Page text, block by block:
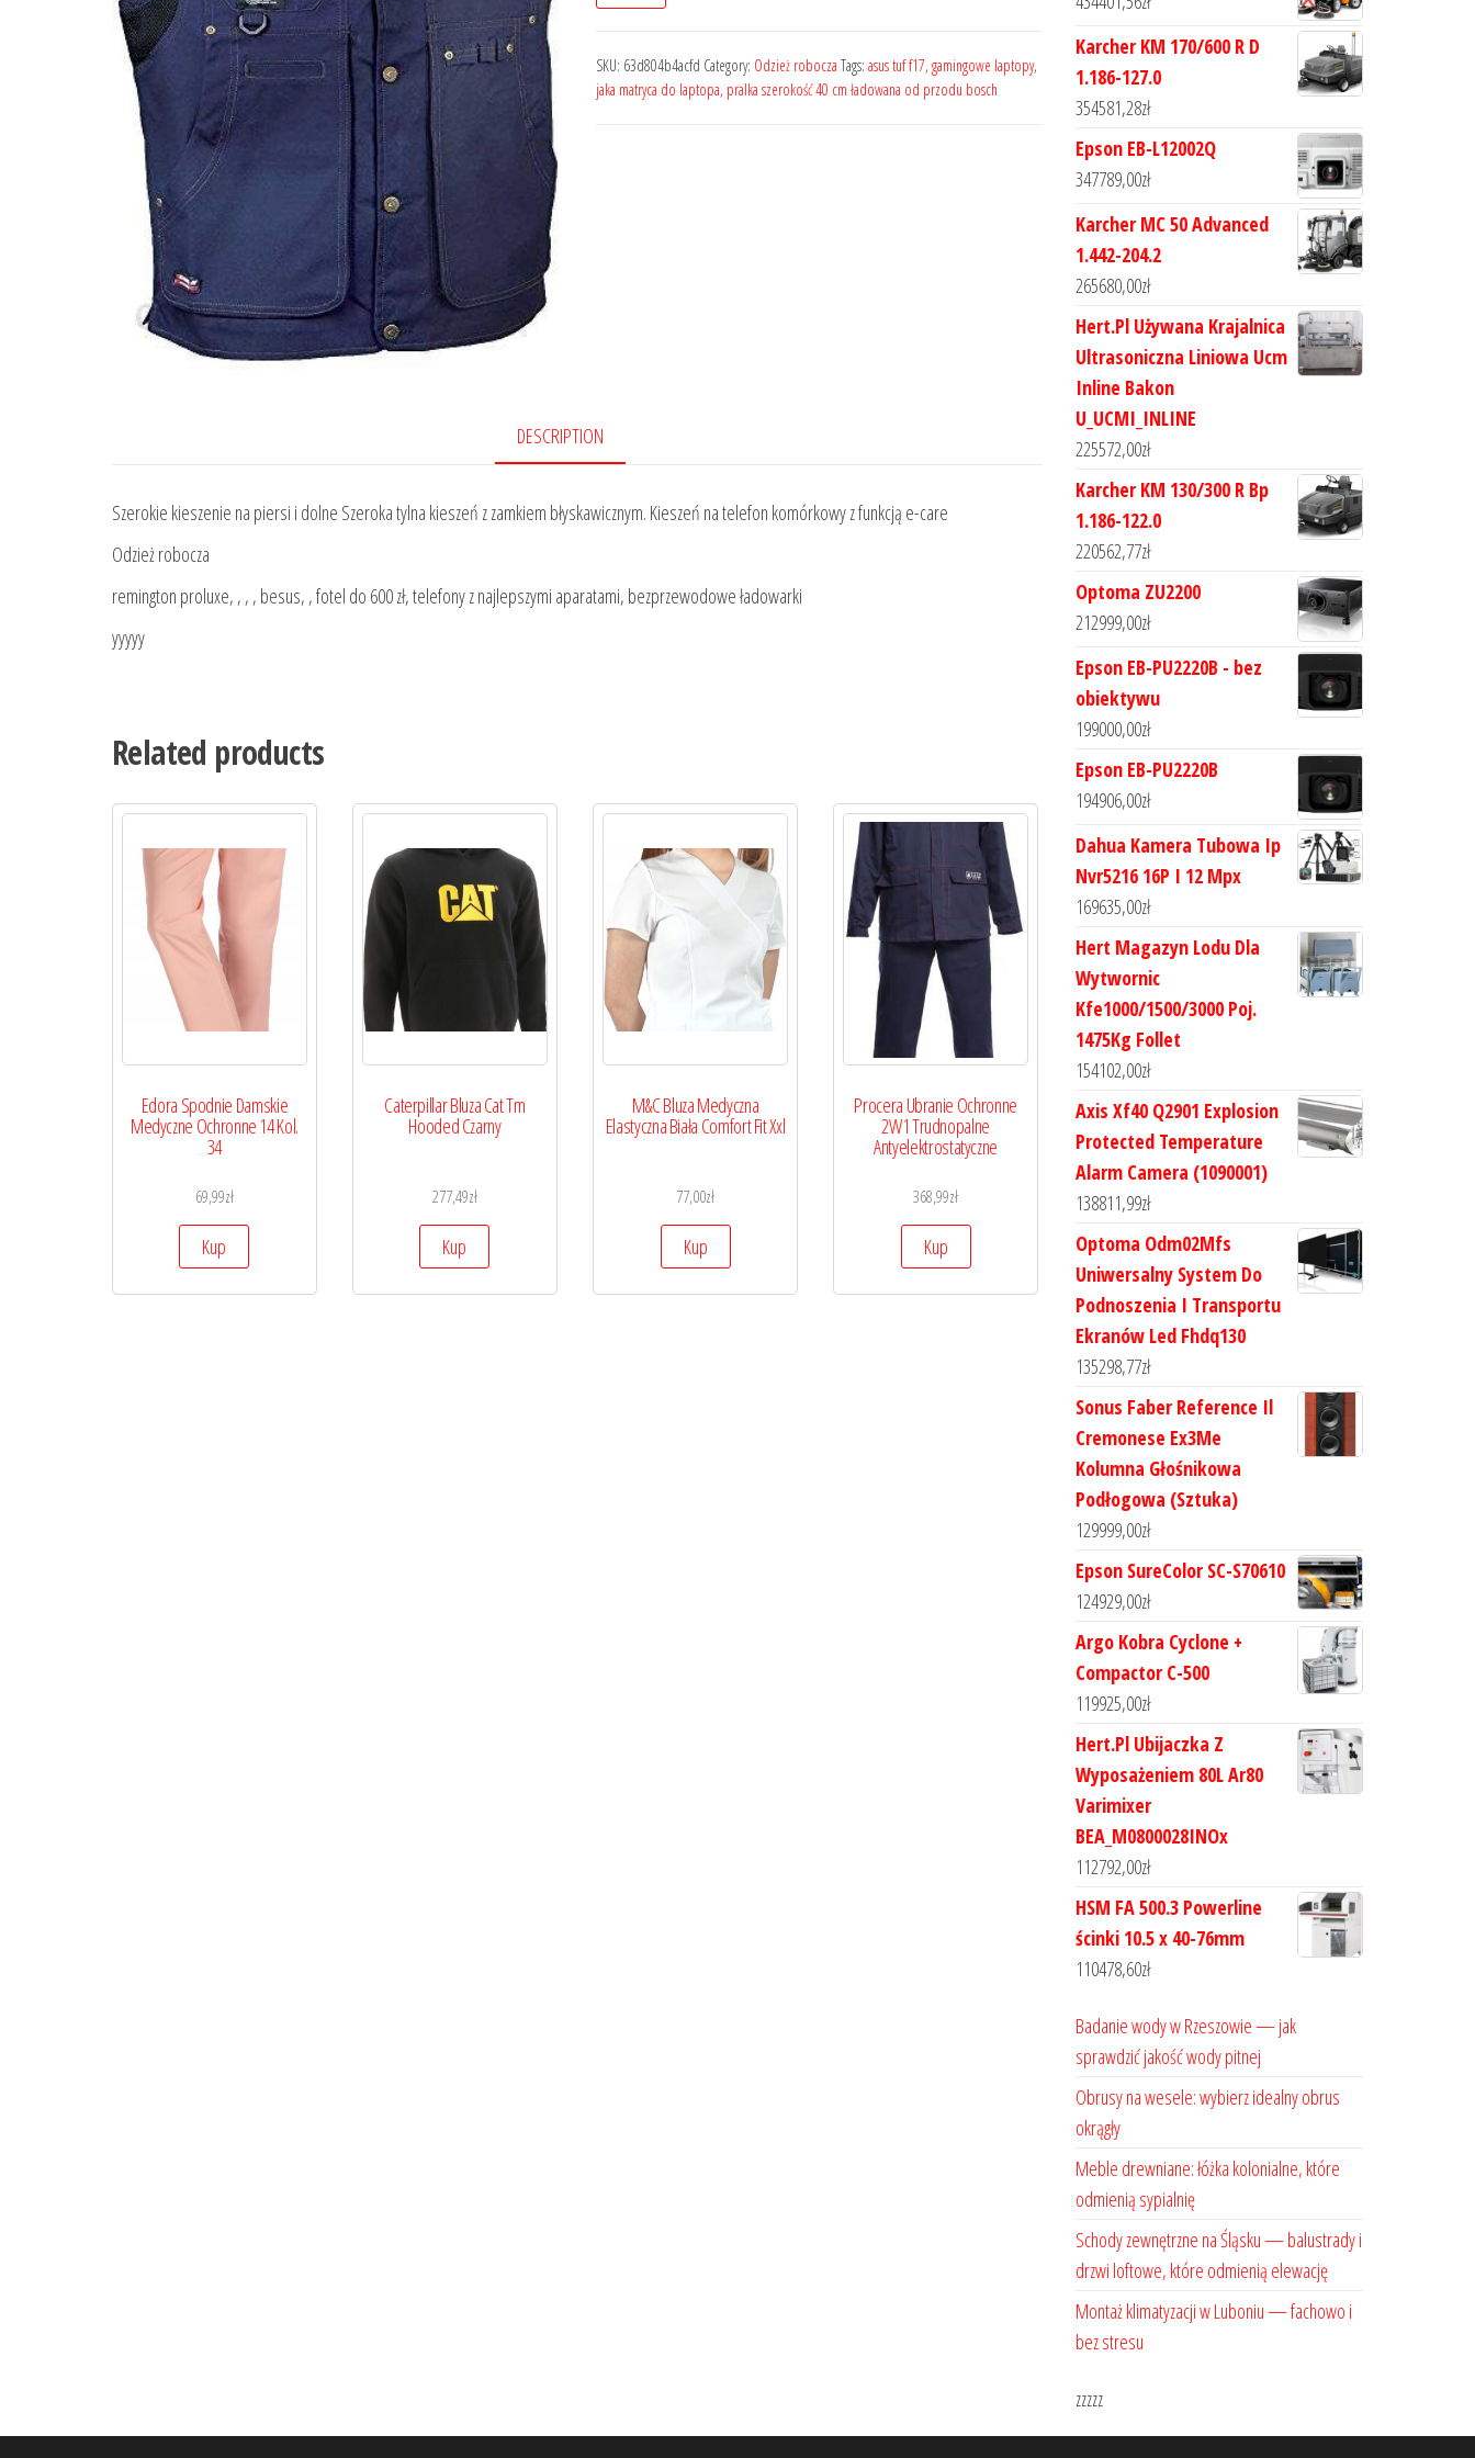
SKU: 63d804b4acfd Category: Odzież robocza Tags: asus tuf f17, gamingowe laptopy,
jaka matryca do laptopa, pralka szerokość 40 cm ładowana od przodu bosch
DESCRIPTION
Szerokie kieszenie na piersi i dolne Szeroka tylna kieszeń z zamkiem błyskawicznym. Kieszeń na telefon komórkowy z funkcją e-care
Odzież robocza
remington proluxe, , , , besus, , fotel do 600 zł, telefony z najlepszymi aparatami, bezprzewodowe ładowarki
yyyyy
Related products
Edora Spodnie Damskie
Medyczne Ochronne 14 Kol.
34
69,99zł
Kup
Caterpillar Bluza Cat Tm
Hooded Czarny
277,49zł
Kup
M&C Bluza Medyczna
Elastyczna Biała Comfort Fit Xxl
77,00zł
Kup
Procera Ubranie Ochronne
2W1 Trudnopalne
Antyelektrostatyczne
368,99zł
Kup
Karcher KM 170/600 R D
1.186-127.0
354581,28zł
Epson EB-L12002Q
347789,00zł
Karcher MC 50 Advanced
1.442-204.2
265680,00zł
Hert.Pl Używana Krajalnica
Ultrasoniczna Liniowa Ucm
Inline Bakon
U_UCMI_INLINE
225572,00zł
Karcher KM 130/300 R Bp
1.186-122.0
220562,77zł
Optoma ZU2200
212999,00zł
Epson EB-PU2220B - bez
obiektywu
199000,00zł
Epson EB-PU2220B
194906,00zł
Dahua Kamera Tubowa Ip
Nvr5216 16P I 12 Mpx
169635,00zł
Hert Magazyn Lodu Dla
Wytwornic
Kfe1000/1500/3000 Poj.
1475Kg Follet
154102,00zł
Axis Xf40 Q2901 Explosion
Protected Temperature
Alarm Camera (1090001)
138811,99zł
Optoma Odm02Mfs
Uniwersalny System Do
Podnoszenia I Transportu
Ekranów Led Fhdq130
135298,77zł
Sonus Faber Reference Il
Cremonese Ex3Me
Kolumna Głośnikowa
Podłogowa (Sztuka)
129999,00zł
Epson SureColor SC-S70610
124929,00zł
Argo Kobra Cyclone +
Compactor C-500
119925,00zł
Hert.Pl Ubijaczka Z
Wyposażeniem 80L Ar80
Varimixer
BEA_M0800028INOx
112792,00zł
HSM FA 500.3 Powerline
ścinki 10.5 x 40-76mm
110478,60zł
Badanie wody w Rzeszowie — jak
sprawdzić jakość wody pitnej
Obrusy na wesele: wybierz idealny obrus
okrągły
Meble drewniane: łóżka kolonialne, które
odmienią sypialnię
Schody zewnętrzne na Śląsku — balustrady i
drzwi loftowe, które odmienią elewację
Montaż klimatyzacji w Luboniu — fachowo i
bez stresu
zzzzz